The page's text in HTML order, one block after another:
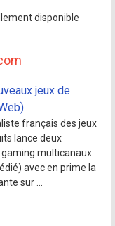
disponible
jeux de
français des jeux
lance deux
multicanaux
avec en prime la
sur ...